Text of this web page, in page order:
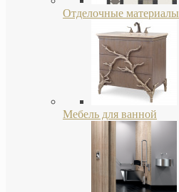
Отделочные материалы
Мебель для ванной